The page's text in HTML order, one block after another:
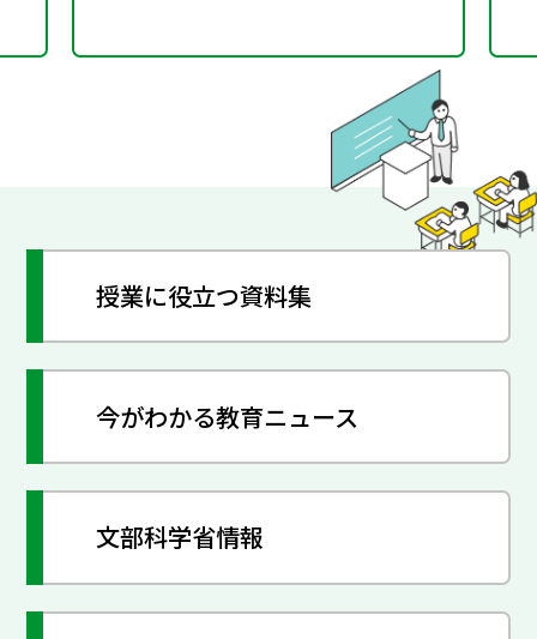
授業に役立つ資料集
今がわかる教育ニュース
文部科学省情報